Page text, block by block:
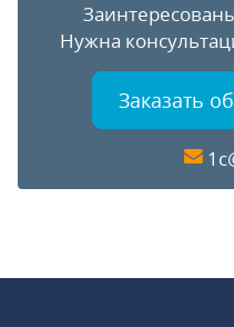
Нужна
Заказать